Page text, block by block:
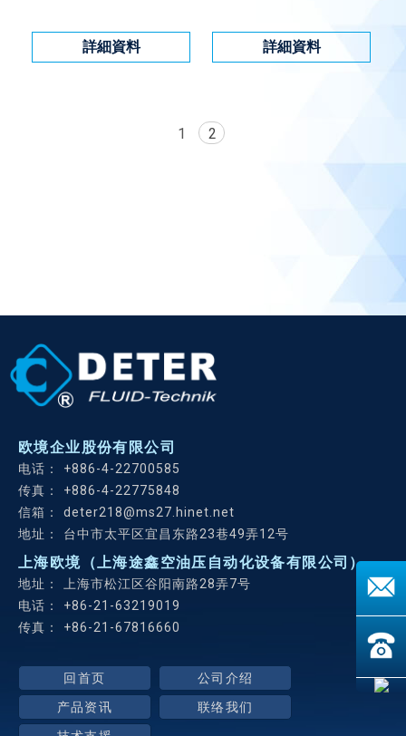
詳細資料 詳細資料
1 2
欧境企业股份有限公司
+886-4-22700585
+886-4-22775848
deter218@ms27.hinet.net
台中市太平区宜昌东路23巷49弄12号
上海欧境（上海途鑫空油压自动化设备有限公司）
上海市松江区谷阳南路28弄7号
+86-21-63219019
+86-21-67816660
回首页
公司介绍
产品资讯
联络我们